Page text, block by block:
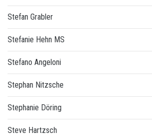
Stefan Grabler
Stefanie Hehn MS
Stefano Angeloni
Stephan Nitzsche
Stephanie Döring
Steve Hartzsch